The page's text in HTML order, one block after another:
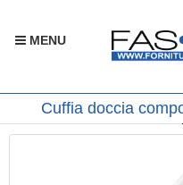
MENU
Cuffia doccia